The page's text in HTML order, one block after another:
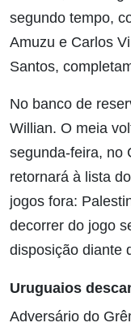
segundo tempo,
Amuzu e Carlos
Santos,
No banco de
Willian. O meia
segunda-feira, no
retornará à lista
jogos fora:
decorrer do jogo
disposição diante
Uruguaios
Adversário do